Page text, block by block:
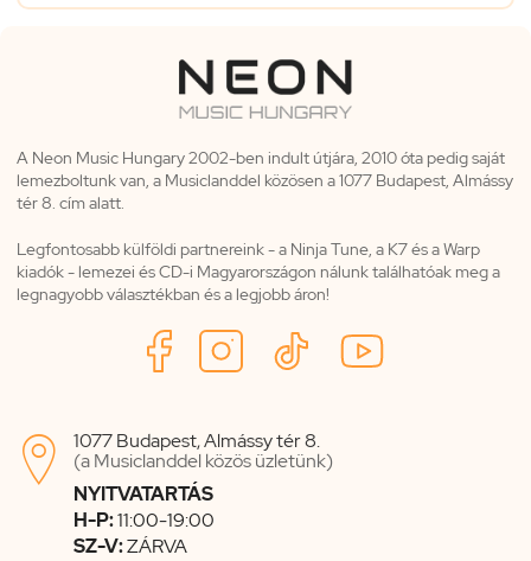
A Neon Music Hungary 2002-ben indult útjára, 2010 óta pedig saját
lemezboltunk van, a Musiclanddel közösen a 1077 Budapest, Almássy
tér 8. cím alatt.
Legfontosabb külföldi partnereink - a Ninja Tune, a K7 és a Warp
kiadók - lemezei és CD-i Magyarországon nálunk találhatóak meg a
legnagyobb választékban és a legjobb áron!

1077 Budapest, Almássy tér 8.
(a Musiclanddel közös üzletünk)
NYITVATARTÁS
H-P:11:00-19:00
SZ-V:ZÁRVA